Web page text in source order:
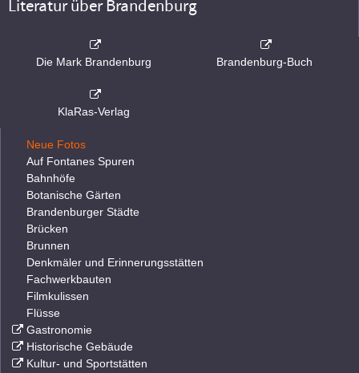
Literatur über Brandenburg
Die Mark Brandenburg Brandenburg-Buch
KlaRas-Verlag
Neue Fotos
Auf Fontanes Spuren
Bahnhöfe
Botanische Gärten
Brandenburger Städte
Brücken
Brunnen
Denkmäler und Erinnerungsstätten
Fachwerkbauten
Filmkulissen
Flüsse
Gastronomie
Historische Gebäude
Kultur- und Sportstätten